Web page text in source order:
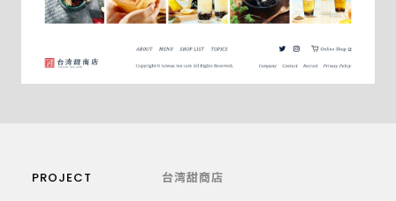
PROJECT 台湾甜商店